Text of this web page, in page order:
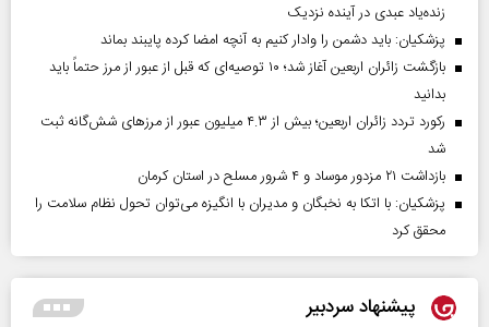
زنده‌یاد عبدی در آینده نزدیک
پزشکیان: باید دشمن را وادار کنیم به آنچه امضا کرده پایبند بماند
بازگشت زائران اربعین آغاز شد؛ ۱۰ توصیه‌ای که قبل از عبور از مرز حتماً باید
بدانید
رکورد تردد زائران اربعین؛ بیش از ۴.۳ میلیون عبور از مرزهای شش‌گانه ثبت
شد
بازداشت ۲۱ مزدور موساد و ۴ شرور مسلح در استان کرمان
پزشکیان: با اتکا به نخبگان و مدیران با انگیزه می‌توان تحول نظام سلامت را
محقق کرد
پیشنهاد سردبیر